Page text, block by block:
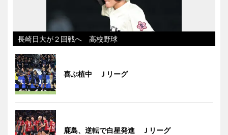
長崎日大が２回戦へ 高校野球
喜ぶ植中 Ｊリーグ
鹿島、逆転で白星発進 Ｊリーグ